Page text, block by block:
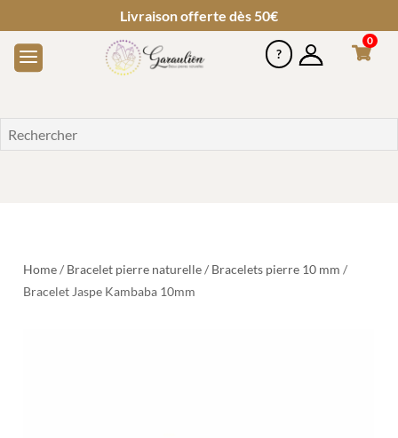
Livraison offerte dès 50€
0
Home/ Bracelet pierre naturelle/ Bracelets pierre 10 mm /
Bracelet Jaspe Kambaba 10mm